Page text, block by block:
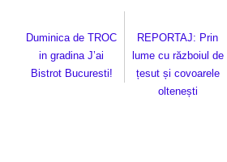
Duminica de TROC
in gradina J’ai
Bistrot Bucuresti!
REPORTAJ: Prin
lume cu războiul de
țesut și covoarele
oltenești